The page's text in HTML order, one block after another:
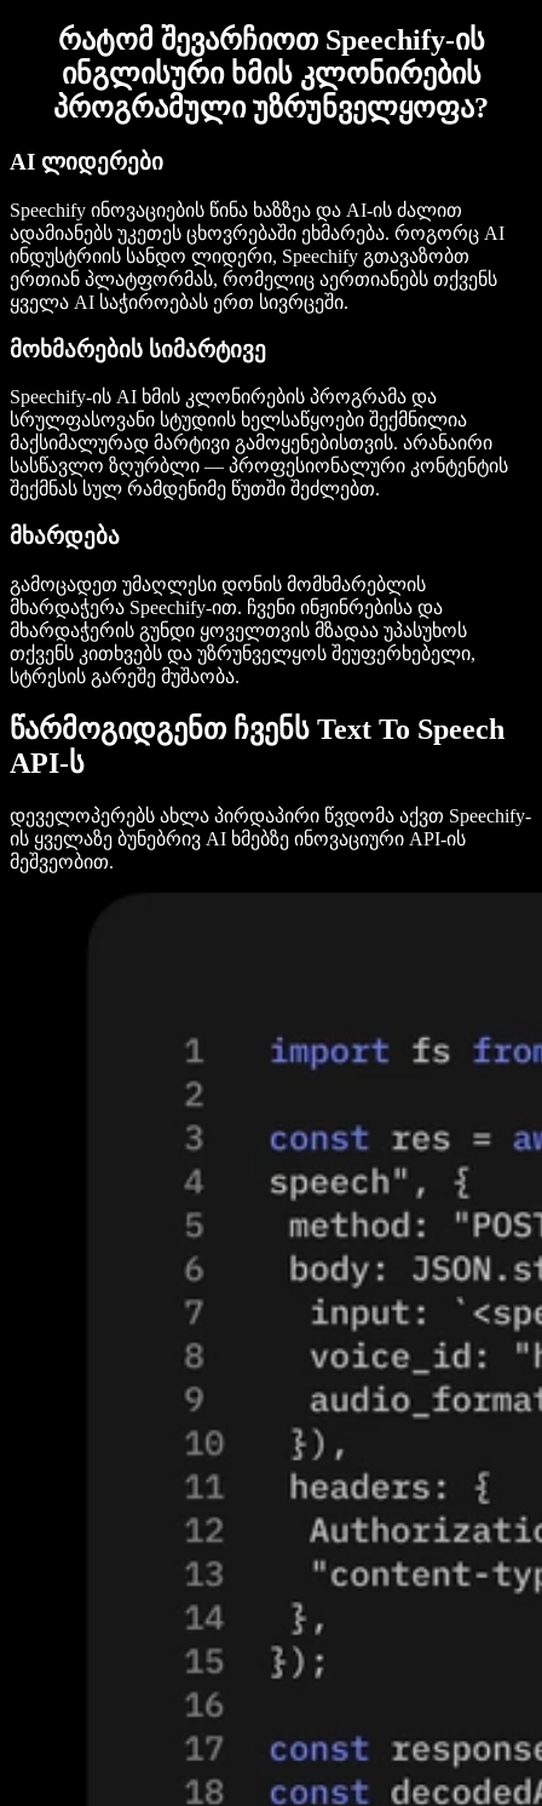
რატომ შევარჩიოთ Speechify-ის
ინგლისური ხმის კლონირების
პროგრამული უზრუნველყოფა?
AI ლიდერები
Speechify ინოვაციების წინა ხაზზეა და AI-ის ძალით
ადამიანებს უკეთეს ცხოვრებაში ეხმარება. როგორც AI
ინდუსტრიის სანდო ლიდერი, Speechify გთავაზობთ
ერთიან პლატფორმას, რომელიც აერთიანებს თქვენს
ყველა AI საჭიროებას ერთ სივრცეში.
მოხმარების სიმარტივე
Speechify-ის AI ხმის კლონირების პროგრამა და
სრულფასოვანი სტუდიის ხელსაწყოები შექმნილია
მაქსიმალურად მარტივი გამოყენებისთვის. არანაირი
სასწავლო ზღურბლი — პროფესიონალური კონტენტის
შექმნას სულ რამდენიმე წუთში შეძლებთ.
მხარდება
გამოცადეთ უმაღლესი დონის მომხმარებლის
მხარდაჭერა Speechify-ით. ჩვენი ინჟინრებისა და
მხარდაჭერის გუნდი ყოველთვის მზადაა უპასუხოს
თქვენს კითხვებს და უზრუნველყოს შეუფერხებელი,
სტრესის გარეშე მუშაობა.
წარმოგიდგენთ ჩვენს Text To Speech
API-ს
დეველოპერებს ახლა პირდაპირი წვდომა აქვთ Speechify-
ის ყველაზე ბუნებრივ AI ხმებზე ინოვაციური API-ის
მეშვეობით.